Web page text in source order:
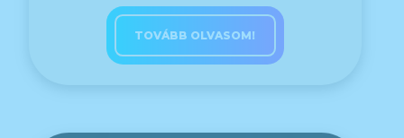
TOVÁBB OLVASOM!